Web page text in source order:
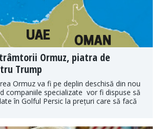
Ormuz, piatra de
Trump
Ormuz va fi pe deplin deschisă din nou
companiile specializate vor fi dispuse să
în Golful Persic la prețuri care să facă